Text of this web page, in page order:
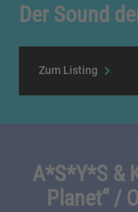
Der Sound
Zum Listing
A*S*Y*S &
Planet“ /